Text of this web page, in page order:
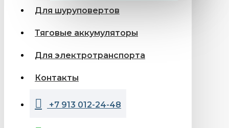
Для шуруповертов
Тяговые аккумуляторы
Для электротранспорта
Контакты
+7 913 012-24-48